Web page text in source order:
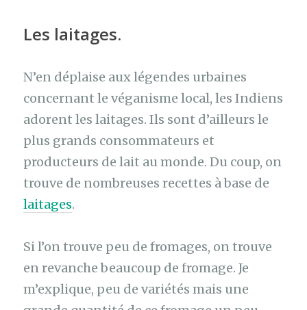
Les laitages.
N’en déplaise aux légendes urbaines
concernant le véganisme local, les Indiens
adorent les laitages. Ils sont d’ailleurs le
plus grands consommateurs et
producteurs de lait au monde. Du coup, on
trouve de nombreuses recettes à base de
laitages.
Si l’on trouve peu de fromages, on trouve
en revanche beaucoup de fromage. Je
m’explique, peu de variétés mais une